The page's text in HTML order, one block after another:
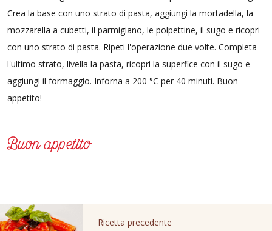
Crea la base con uno strato di pasta, aggiungi la mortadella, la
mozzarella a cubetti, il parmigiano, le polpettine, il sugo e ricopri
con uno strato di pasta. Ripeti l'operazione due volte. Completa
l'ultimo strato, livella la pasta, ricopri la superfice con il sugo e
aggiungi il formaggio. Inforna a 200 °C per 40 minuti. Buon
appetito!
Buon appetito
Ricetta precedente